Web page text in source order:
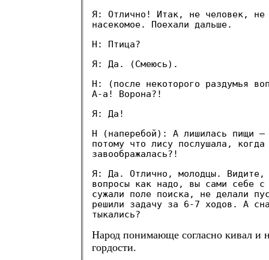
Я: Отлично! Итак, не человек, не
насекомое. Поехали дальше.
Н: Птица?
Я: Да. (Смеюсь).
Н: (после некоторого раздумья
А-а! Ворона?!
Я: Да!
Н (наперебой): А лишилась пищи —
потому что лису послушала,
завоображалась?!
Я: Да. Отлично, молодцы. Видите,
вопросы как надо, вы сами себе с
сужали поле поиска, не делали
решили задачу за 6-7 ходов. А
тыкались?
Народ понимающе согласно кивал и
гордости.